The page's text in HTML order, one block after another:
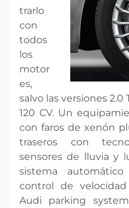
trarlo
con
todos
los
motor
es,
salvo las versiones 2.0
120 CV. Un
con faros de xenón
traseros con
sensores de lluvia y
sistema
control de
Audi parking